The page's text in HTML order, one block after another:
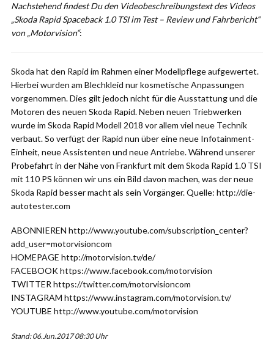
Nachstehend findest Du den Videobeschreibungstext des Videos
„Skoda Rapid Spaceback 1.0 TSI im Test – Review und Fahrbericht“
von „Motorvision“:
Skoda hat den Rapid im Rahmen einer Modellpflege aufgewertet.
Hierbei wurden am Blechkleid nur kosmetische Anpassungen
vorgenommen. Dies gilt jedoch nicht für die Ausstattung und die
Motoren des neuen Skoda Rapid. Neben neuen Triebwerken
wurde im Skoda Rapid Modell 2018 vor allem viel neue Technik
verbaut. So verfügt der Rapid nun über eine neue Infotainment-
Einheit, neue Assistenten und neue Antriebe. Während unserer
Probefahrt in der Nähe von Frankfurt mit dem Skoda Rapid 1.0 TSI
mit 110 PS können wir uns ein Bild davon machen, was der neue
Skoda Rapid besser macht als sein Vorgänger. Quelle: http://die-
autotester.com
ABONNIEREN http://www.youtube.com/subscription_center?
add_user=motorvisioncom
HOMEPAGE http://motorvision.tv/de/
FACEBOOK https://www.facebook.com/motorvision
TWITTER https://twitter.com/motorvisioncom
INSTAGRAM https://www.instagram.com/motorvision.tv/
YOUTUBE http://www.youtube.com/motorvision
Stand: 06.Jun.2017 08:30 Uhr